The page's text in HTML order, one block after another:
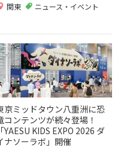
関東
ニュース・イベント
京ミッドタウン八重洲に恐
コンテンツが続々登場！
「YAESU KIDS EXPO 2026 ダ
ナソーラボ」開催